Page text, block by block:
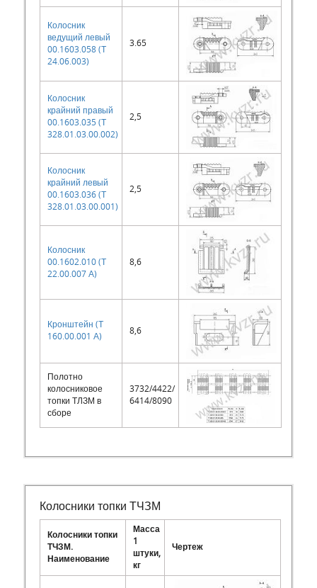
Колосник
ведущий левый
00.1603.058 (Т
24.06.003)
3.65
Колосник
крайний правый
00.1603.035 (Т
328.01.03.00.002)
2,5
Колосник
крайний левый
00.1603.036 (Т
328.01.03.00.001)
2,5
Колосник
00.1602.010 (Т
22.00.007 А)
8,6
Кронштейн (Т
160.00.001 А)
8,6
Полотно
колосниковое
топки ТЛЗМ в
сборе
3732/4422/
6414/8090
Колосники топки ТЧЗМ
Колосники топки
ТЧЗМ.
Наименование
Масса
1
штуки,
кг
Чертеж